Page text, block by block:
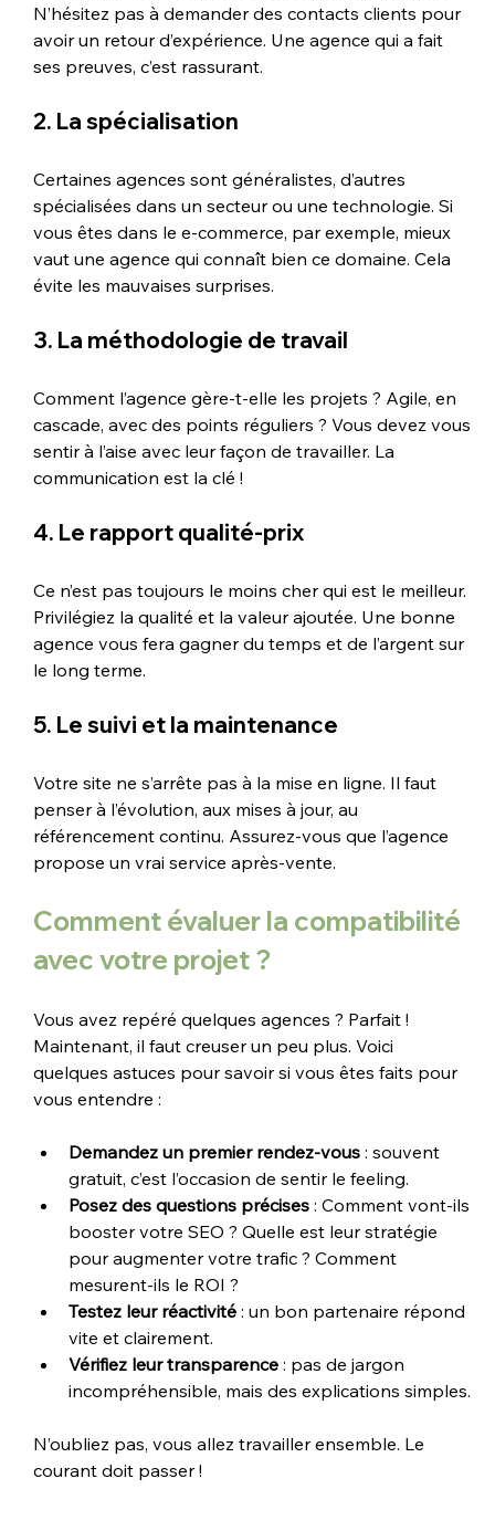
N’hésitez pas à demander des contacts clients pour
avoir un retour d’expérience. Une agence qui a fait
ses preuves, c’est rassurant.
2. La spécialisation
Certaines agences sont généralistes, d’autres
spécialisées dans un secteur ou une technologie. Si
vous êtes dans le e-commerce, par exemple, mieux
vaut une agence qui connaît bien ce domaine. Cela
évite les mauvaises surprises.
3. La méthodologie de travail
Comment l’agence gère-t-elle les projets ? Agile, en
cascade, avec des points réguliers ? Vous devez vous
sentir à l’aise avec leur façon de travailler. La
communication est la clé !
4. Le rapport qualité-prix
Ce n’est pas toujours le moins cher qui est le meilleur.
Privilégiez la qualité et la valeur ajoutée. Une bonne
agence vous fera gagner du temps et de l’argent sur
le long terme.
5. Le suivi et la maintenance
Votre site ne s’arrête pas à la mise en ligne. Il faut
penser à l’évolution, aux mises à jour, au
référencement continu. Assurez-vous que l’agence
propose un vrai service après-vente.
Comment évaluer la compatibilité
avec votre projet ?
Vous avez repéré quelques agences ? Parfait !
Maintenant, il faut creuser un peu plus. Voici
quelques astuces pour savoir si vous êtes faits pour
vous entendre :
Demandez un premier rendez-vous : souvent
gratuit, c’est l’occasion de sentir le feeling.
Posez des questions précises : Comment vont-ils
booster votre SEO ? Quelle est leur stratégie
pour augmenter votre trafic ? Comment
mesurent-ils le ROI ?
Testez leur réactivité : un bon partenaire répond
vite et clairement.
Vérifiez leur transparence : pas de jargon
incompréhensible, mais des explications simples.
N’oubliez pas, vous allez travailler ensemble. Le
courant doit passer !